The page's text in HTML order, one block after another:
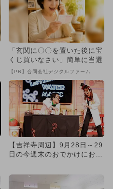
「玄関に〇〇を置いた後に宝
くじ買いなさい」簡単に当選
【PR】合同会社デジタルファーム
【吉祥寺周辺】9月28日～29
日の今週末のおでかけにおす